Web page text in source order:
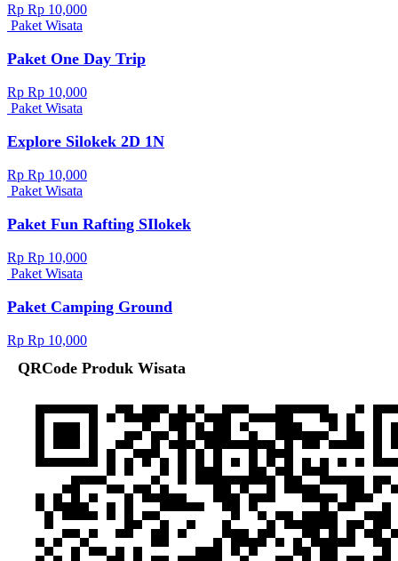
Rp Rp 10,000
Paket Wisata
Paket One Day Trip
Rp Rp 10,000
Paket Wisata
Explore Silokek 2D 1N
Rp Rp 10,000
Paket Wisata
Paket Fun Rafting SIlokek
Rp Rp 10,000
Paket Wisata
Paket Camping Ground
Rp Rp 10,000
QRCode Produk Wisata